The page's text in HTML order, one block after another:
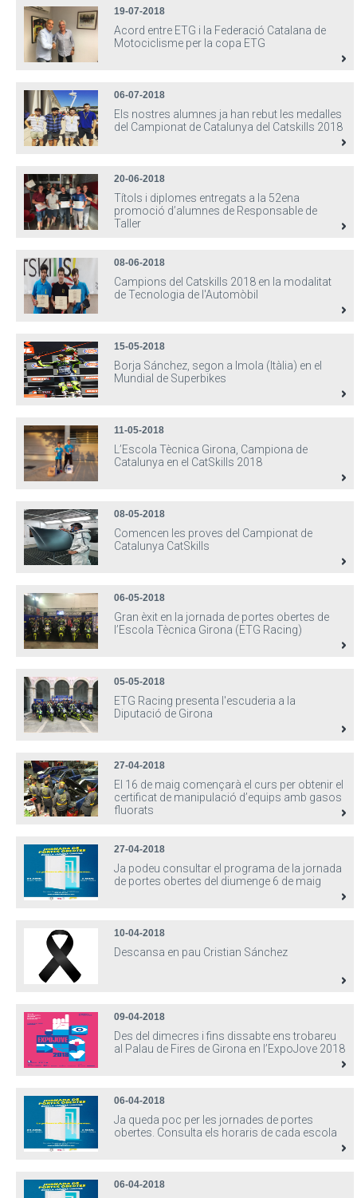
19-07-2018
Acord entre ETG i la Federació Catalana de
Motociclisme per la copa ETG
06-07-2018
Els nostres alumnes ja han rebut les medalles
del Campionat de Catalunya del Catskills 2018
20-06-2018
Títols i diplomes entregats a la 52ena
promoció d’alumnes de Responsable de
Taller
08-06-2018
Campions del Catskills 2018 en la modalitat
de Tecnologia de l'Automòbil
15-05-2018
Borja Sánchez, segon a Imola (Itàlia) en el
Mundial de Superbikes
11-05-2018
L’Escola Tècnica Girona, Campiona de
Catalunya en el CatSkills 2018
08-05-2018
Comencen les proves del Campionat de
Catalunya CatSkills
06-05-2018
Gran èxit en la jornada de portes obertes de
l’Escola Tècnica Girona (ETG Racing)
05-05-2018
ETG Racing presenta l'escuderia a la
Diputació de Girona
27-04-2018
El 16 de maig començarà el curs per obtenir el
certificat de manipulació d’equips amb gasos
fluorats
27-04-2018
Ja podeu consultar el programa de la jornada
de portes obertes del diumenge 6 de maig
10-04-2018
Descansa en pau Cristian Sánchez
09-04-2018
Des del dimecres i fins dissabte ens trobareu
al Palau de Fires de Girona en l’ExpoJove 2018
06-04-2018
Ja queda poc per les jornades de portes
obertes. Consulta els horaris de cada escola
06-04-2018